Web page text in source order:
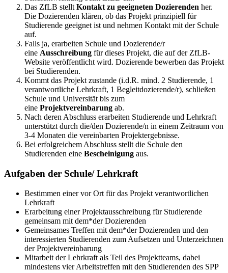
Das ZfLB stellt Kontakt zu geeigneten Dozierenden her.
Die Dozierenden klären, ob das Projekt prinzipiell für
Studierende geeignet ist und nehmen Kontakt mit der Schule
auf.
Falls ja, erarbeiten Schule und Dozierende/r
eine Ausschreibung für dieses Projekt, die auf der ZfLB-
Website veröffentlicht wird. Dozierende bewerben das Projekt
bei Studierenden.
Kommt das Projekt zustande (i.d.R. mind. 2 Studierende, 1
verantwortliche Lehrkraft, 1 Begleitdozierende/r), schließen
Schule und Universität bis zum
eine Projektvereinbarung ab.
Nach deren Abschluss erarbeiten Studierende und Lehrkraft
unterstützt durch die/den Dozierende/n in einem Zeitraum von
3-4 Monaten die vereinbarten Projektergebnisse.
Bei erfolgreichem Abschluss stellt die Schule den
Studierenden eine Bescheinigung aus.
Aufgaben der Schule/ Lehrkraft
Bestimmen einer vor Ort für das Projekt verantwortlichen
Lehrkraft
Erarbeitung einer Projektausschreibung für Studierende
gemeinsam mit dem*der Dozierenden
Gemeinsames Treffen mit dem*der Dozierenden und den
interessierten Studierenden zum Aufsetzen und Unterzeichnen
der Projektvereinbarung
Mitarbeit der Lehrkraft als Teil des Projektteams, dabei
mindestens vier Arbeitstreffen mit den Studierenden des SPP